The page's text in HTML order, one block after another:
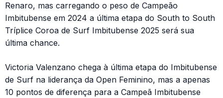
Renaro, mas carregando o peso de Campeão
Imbitubense em 2024 a última etapa do South to South
Tríplice Coroa de Surf Imbitubense 2025 será sua
última chance.
Victoria Valenzano chega à última etapa do Imbitubense
de Surf na liderança da Open Feminino, mas a apenas
10 pontos de diferença para a Campeã Imbitubense